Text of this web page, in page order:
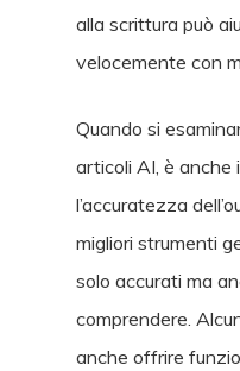
alla scrittura può
velocemente con
Quando si
articoli AI, è
l’accuratezza
migliori strumenti
solo accurati ma
comprendere.
anche offrire